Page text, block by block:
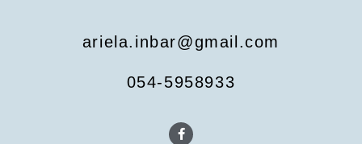
ariela.inbar@gmail.com
054-5958933